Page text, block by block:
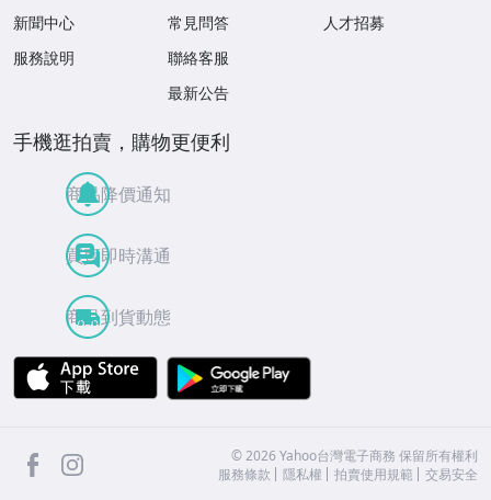
新聞中心
服務說明
常見問答
聯絡客服
最新公告
人才招募
手機逛拍賣，購物更便利
商品降價通知
買賣即時溝通
商品到貨動態
APP Store
facebook ©2026 Yahoo台灣電子商務 保留所有權利
服務條款
隱私權 拍賣使用規範 交易安全